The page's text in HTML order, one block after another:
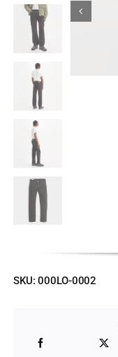
Κορίτσι
Εσώρουχα
Είδη Παρέλασης
Σχετικά με εμάς
Καλάθι
SKU:000LO-0002